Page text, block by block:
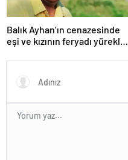
Balık Ayhan’ın cenazesinde
eşi ve kızının feryadı yürekleri
yanıyor!”